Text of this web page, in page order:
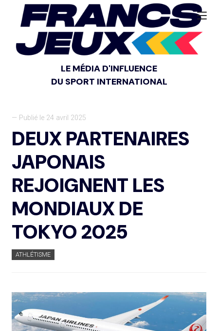
LE MÉDIA D'INFLUENCE
DU SPORT INTERNATIONAL
— Publié le 24 avril 2025
DEUX PARTENAIRES
JAPONAIS
REJOIGNENT LES
MONDIAUX DE
TOKYO 2025
ATHLÉTISME